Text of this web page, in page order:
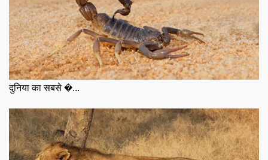
दुनिया का सबसे �...